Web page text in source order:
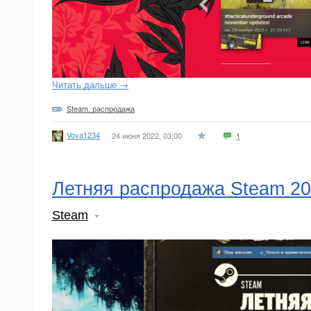
Читать дальше →
Steam. распродажа
Vova1234 24 июня 2022, 03:00 1
Летняя распродажа Steam
Steam